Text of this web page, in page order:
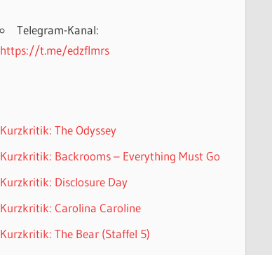
Telegram-Kanal:
https://t.me/edzflmrs
Kurzkritik: The Odyssey
Kurzkritik: Backrooms – Everything Must Go
Kurzkritik: Disclosure Day
Kurzkritik: Carolina Caroline
Kurzkritik: The Bear (Staffel 5)